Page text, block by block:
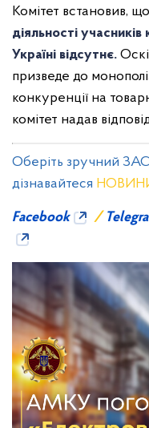
Комітет встановив, що
діяльності
Україні відсутнє.
призведе до
конкуренції на
комітет надав
Оберіть зручний
дізнавайтеся
Facebook /